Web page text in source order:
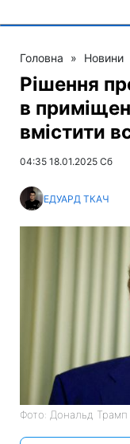
Головна » Новини
Рішення
в
вмістити
04:35 18.01.2025 Сб
ЕДУАРД ТКАЧ
Фото: Дональд